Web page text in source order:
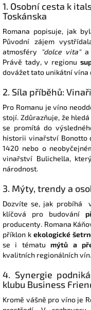
1. Osobní cesta k
Toskánska
Romana popisuje, jak
Původní zájem
atmosféry
"dolce vita"a
Právě tady, v regionu
dovážet tato unikátní vína
2. Síla příběhů:
Pro Romanu je víno
stojí. Zdůrazňuje, že
se promítá do
historii vinařství Bonotto
1420 nebo o
vinařství Bulichella,
národnost.
3. Mýty, trendy a
Dozvíte se, jak probíhá
klíčová pro budování
producenty. Romana
příklon k ekologické
se i tématumýtů a
kvalitních regionálních vín.
4. Synergie
klubu Business
Kromě vášně pro víno je